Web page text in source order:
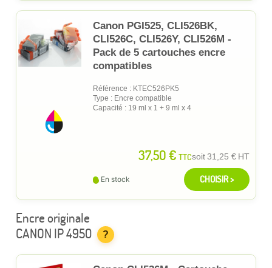
Canon PGI525, CLI526BK,
CLI526C, CLI526Y, CLI526M -
Pack de 5 cartouches encre
compatibles
Référence : KTEC526PK5
Type : Encre compatible
Capacité : 19 ml x 1 + 9 ml x 4
37,50 € TTCsoit31,25 € HT
En stock CHOISIR >
Encre originale
CANON IP 4950
?